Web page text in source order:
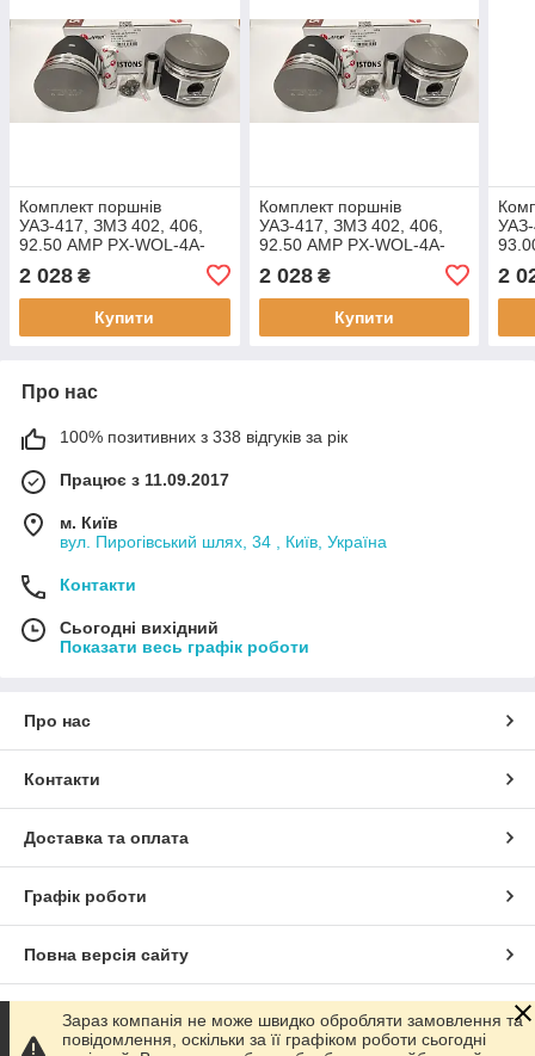
Комплект поршнів
УАЗ-417, ЗМЗ 402, 406,
92.50 AMP PX-WOL-4A-
(+0,50) Група В
2 028 ₴
Купити
Комплект поршнів
УАЗ-417, ЗМЗ 402, 406,
92.50 AMP PX-WOL-4A-
(+0,50) Група С
2 028₴
Купити
2
Про нас
100% позитивних з 338 відгуків за рік
Працює з 11.09.2017
м. Київ
вул. Пирогівський шлях, 34 , Київ, Україна
Контакти
Сьогодні вихідний
Показати весь графік роботи
Про нас
Контакти
Доставка та оплата
Графік роботи
Повна версія сайту
Сайт створено на маркетплейсі Prom.ua
Зараз компанія не може швидко обробляти замовлення та
повідомлення, оскільки за її графіком роботи сьогодні